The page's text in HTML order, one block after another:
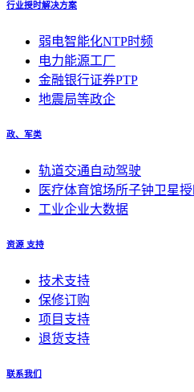
行业授时解决方案
弱电智能化NTP时频
电力能源工厂
金融银行证券PTP
地震局等政企
政、军类
轨道交通自动驾驶
医疗体育馆场所子钟卫星
工业企业大数据
资源 支持
技术支持
保修订购
项目支持
退货支持
联系我们